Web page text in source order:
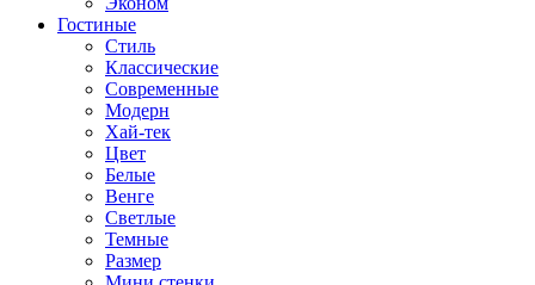
Гостиные
Стиль
Классические
Современные
Модерн
Хай-тек
Цвет
Белые
Венге
Светлые
Темные
Размер